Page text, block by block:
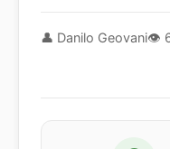
👤 Danilo Geovani👁